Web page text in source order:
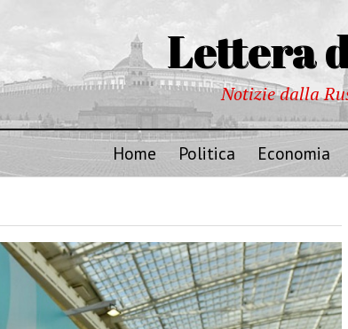
Lettera
Notizie dalla
Home Politica Economia